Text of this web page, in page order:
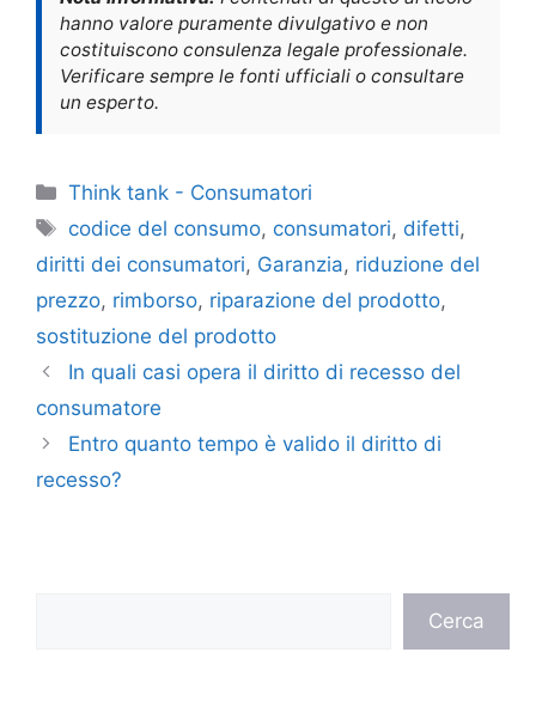
hanno valore puramente divulgativo e non
costituiscono consulenza legale professionale.
Verificare sempre le fonti ufficiali o consultare
un esperto.
Categorie
Think tank - Consumatori
Tag
codice del consumo, consumatori, difetti,
diritti dei consumatori, Garanzia, riduzione del
prezzo, rimborso, riparazione del prodotto,
sostituzione del prodotto
In quali casi opera il diritto di recesso del
consumatore
Entro quanto tempo è valido il diritto di
recesso?
Cerca